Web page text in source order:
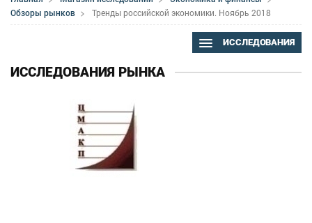
Обзоры рынков
Тренды российской экономики. Ноябрь 2018
ИССЛЕДОВАНИЯ
ИССЛЕДОВАНИЯ РЫНКА